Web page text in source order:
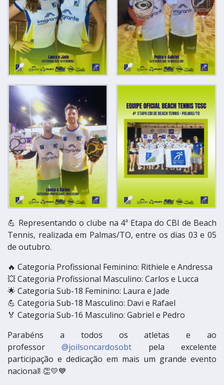
💪 Representando o clube na 4ª Etapa do CBI de Beach
Tennis, realizada em Palmas/TO, entre os dias 03 e 05
de outubro.
🔥 Categoria Profissional Feminino: Rithiele e Andressa
💥 Categoria Profissional Masculino: Carlos e Lucca
🌟 Categoria Sub-18 Feminino: Laura e Jade
💪 Categoria Sub-18 Masculino: Davi e Rafael
🏅 Categoria Sub-16 Masculino: Gabriel e Pedro
Parabéns a todos os atletas e ao
professor@joilsoncardosobt pela excelente
participação e dedicação em mais um grande evento
nacional! 👏💛💙